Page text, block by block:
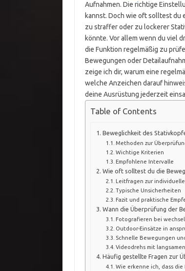
Aufnahmen. Die richtige
kannst. Doch wie oft solltest du
zu straffer oder zu lockerer
könnte. Vor allem wenn du viel
die Funktion regelmäßig zu
Bewegungen oder
zeige ich dir, warum eine
welche Anzeichen darauf
deine Ausrüstung jederzeit
Table of Contents
Beweglichkeit des
Methoden zur
Wichtige Kriterien
Empfohlene Intervalle
Wie oft solltest du die
Leitfragen zur
Typische Unsicherheiten
Fazit und praktische
Wann die Überprüfung der
Fotografieren bei
Outdoor-Einsätze in
Schnelle Bewegungen
Videodrehs mit
Häufig gestellte Fragen zur
Wie erkenne ich, dass